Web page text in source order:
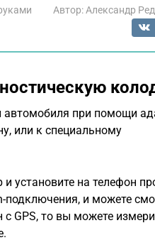
Автор: Александр
при помощи
или к специальному
установите на телефон
подключения, и можете
GPS, то вы можете